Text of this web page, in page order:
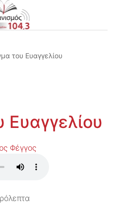
του Ευαγγελίου
Ευαγγελίου
Φέγγος